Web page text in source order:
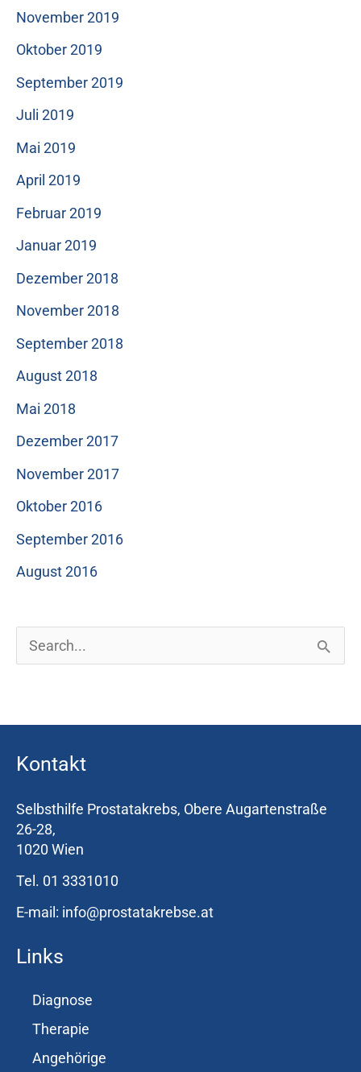
November 2019
Oktober 2019
September 2019
Juli 2019
Mai 2019
April 2019
Februar 2019
Januar 2019
Dezember 2018
November 2018
September 2018
August 2018
Mai 2018
Dezember 2017
November 2017
Oktober 2016
September 2016
August 2016
e
n
a
c
h
Kontakt
Selbsthilfe Prostatakrebs, Obere Augartenstraße
26-28,
1020 Wien
Tel. 01 3331010
E-mail: info@prostatakrebse.at
Links
Diagnose
Therapie
Angehörige